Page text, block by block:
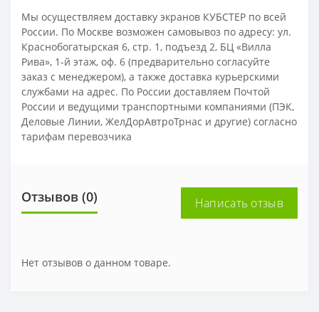
Мы осуществляем доставку экранов КУБСТЕР по всей
России. По Москве возможен самовывоз по адресу: ул.
Краснобогатырская 6, стр. 1, подъезд 2, БЦ «Вилла
Рива», 1-й этаж, оф. 6 (предварительно согласуйте
заказ с менеджером), а также доставка курьерскими
службами на адрес. По России доставляем Почтой
России и ведущими транспортными компаниями (ПЭК,
Деловые Линии, ЖелДорАвтроТрнас и другие) согласно
тарифам перевозчика
Отзывов (0) Написать отзыв
Нет отзывов о данном товаре.